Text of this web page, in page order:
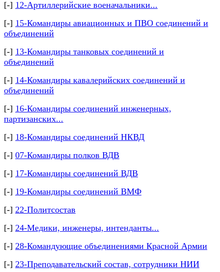
[-] 12-Артиллерийские военачальники...
[-] 15-Командиры авиационных и ПВО соединений и
объединений
[-] 13-Командиры танковых соединений и
объединений
[-] 14-Командиры кавалерийских соединений и
объединений
[-] 16-Командиры соединений инженерных,
партизанских...
[-] 18-Командиры соединений НКВД
[-] 07-Командиры полков ВДВ
[-] 17-Командиры соединений ВДВ
[-] 19-Командиры соединений ВМФ
[-] 22-Политсостав
[-] 24-Медики, инженеры, интенданты...
[-] 28-Командующие объединениями Красной Армии
[-] 23-Преподавательский состав, сотрудники НИИ